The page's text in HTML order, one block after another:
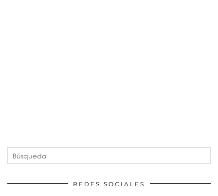
REDES SOCIALES